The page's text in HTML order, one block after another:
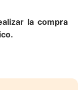
la compra